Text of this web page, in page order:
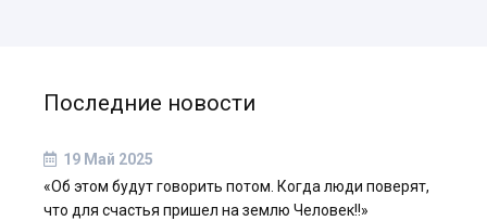
Последние новости
19 Май 2025
«Об этом будут говорить потом. Когда люди поверят,
что для счастья пришел на землю Человек!!»